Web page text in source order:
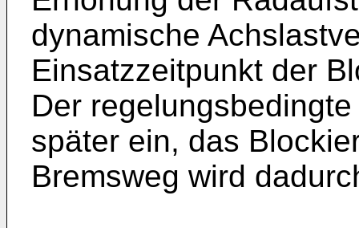
dynamische
Einsatzzeitpunkt der
Der
später ein, das
Bremsweg wird